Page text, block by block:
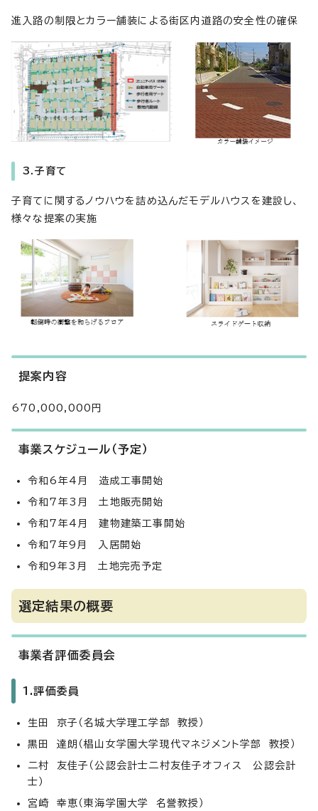
進入路の制限とカラー舗装による街区内道路の安全性の確保
3.子育て
子育てに関するノウハウを詰め込んだモデルハウスを建設し、
様々な提案の実施
提案内容
670,000,000円
事業スケジュール（予定）
令和6年4月 造成工事開始
令和7年3月 土地販売開始
令和7年4月 建物建築工事開始
令和7年9月 入居開始
令和9年3月 土地完売予定
選定結果の概要
事業者評価委員会
1.評価委員
生田 京子（名城大学理工学部 教授）
黒田 達朗（椙山女学園大学現代マネジメント学部 教授）
二村 友佳子（公認会計士二村友佳子オフィス 公認会計
士）
宮崎 幸恵（東海学園大学 名誉教授）